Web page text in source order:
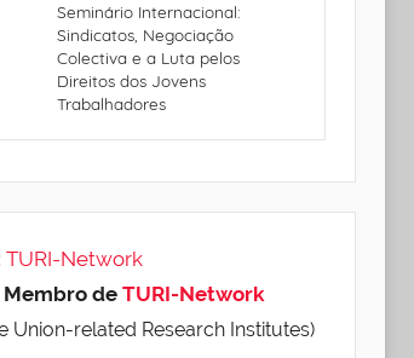
Seminário Internacional:
Sindicatos, Negociação
Colectiva e a Luta pelos
Direitos dos Jovens
Trabalhadores
Membro de TURI-Network
Union-related Research Institutes)